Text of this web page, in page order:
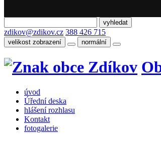
zdikov@zdikov.cz 388 426 715
velikost zobrazení normální
úvod
Úřední deska
hlášení rozhlasu
Kontakt
fotogalerie